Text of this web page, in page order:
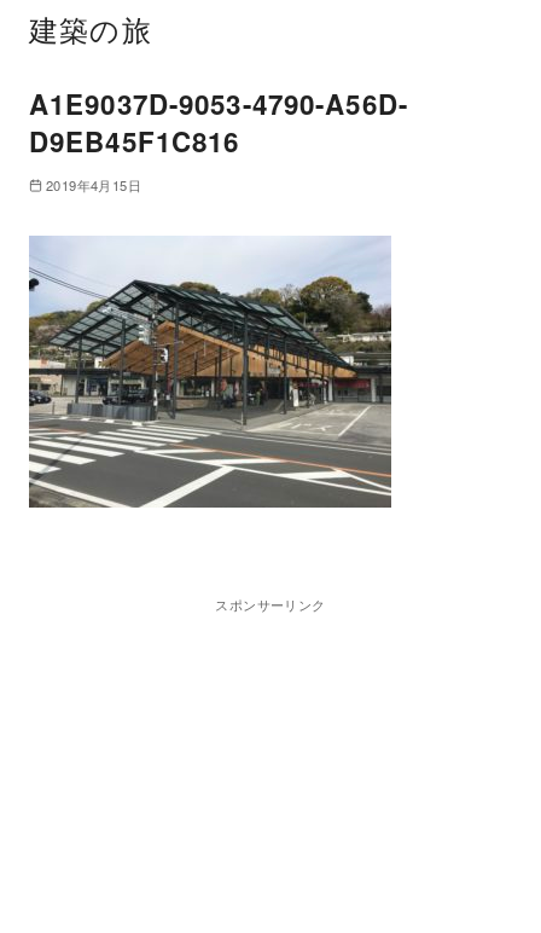
建築の旅
A1E9037D-9053-4790-A56D-
D9EB45F1C816
2019年4月15日
スポンサーリンク